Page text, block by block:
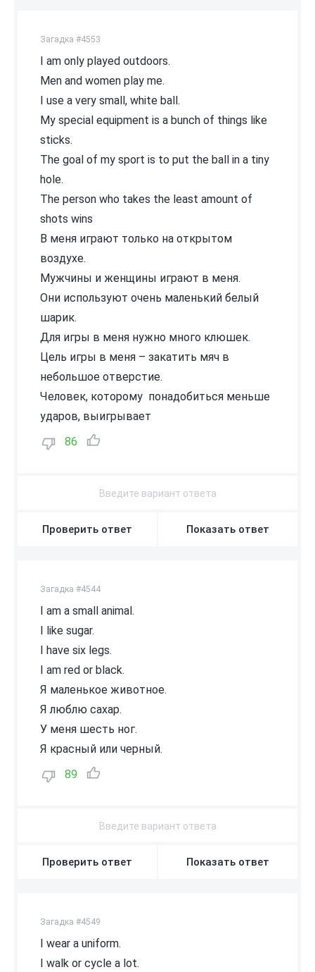
Загадка #4553
I am only played outdoors.
Men and women play me.
I use a very small, white ball.
My special equipment is a bunch of things like
sticks.
The goal of my sport is to put the ball in a tiny
hole.
The person who takes the least amount of
shots wins
В меня играют только на открытом
воздухе.
Мужчины и женщины играют в меня.
Они используют очень маленький белый
шарик.
Для игры в меня нужно много клюшек.
Цель игры в меня – закатить мяч в
небольшое отверстие.
Человек, которому понадобиться меньше
ударов, выигрывает
86
Проверить ответ Показать ответ
Загадка #4544
I am a small animal.
I like sugar.
I have six legs.
I am red or black.
Я маленькое животное.
Я люблю сахар.
У меня шесть ног.
Я красный или черный.
89
Проверить ответ Показать ответ
Загадка #4549
I wear a uniform.
I walk or cycle a lot.